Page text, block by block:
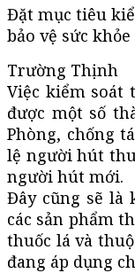
Đặt mục tiêu
bảo vệ sức
Trường Thịnh
Việc kiểm soát
được một số
Phòng, chống
lệ người hút
người hút mới.
Đây cũng sẽ là
các sản phẩm
thuốc lá và
đang áp dụng